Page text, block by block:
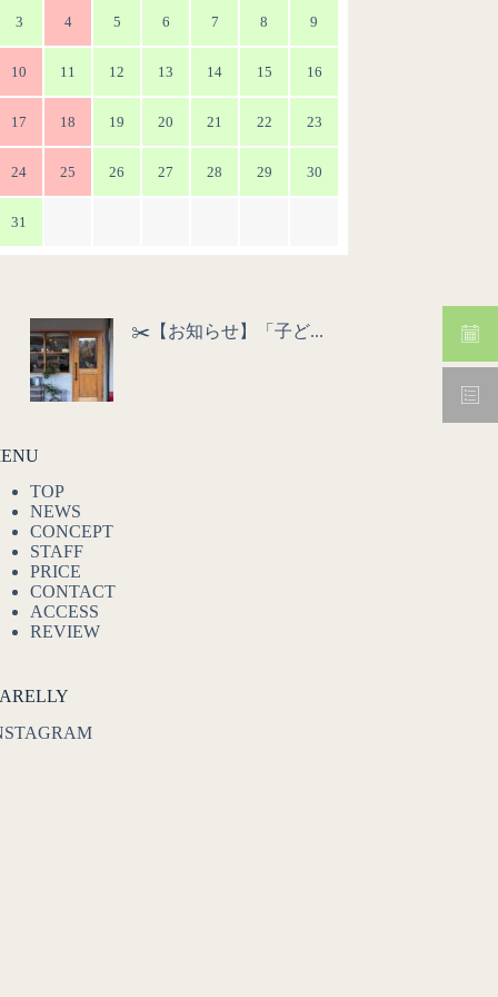
3 4 5 6 7 8 9
10 11 12 13 14 15 16
17 18 19 20 21 22 23
24 25 26 27 28 29 30
31
✂️【お知らせ】「子ど...
TOP
NEWS
CONCEPT
STAFF
PRICE
CONTACT
ACCESS
REVIEW